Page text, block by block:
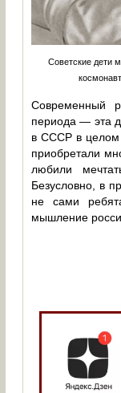
Советские дети
Современный
периода — эта
в СССР в целом
приобретали
любили
Безусловно, в
не сами
мышление